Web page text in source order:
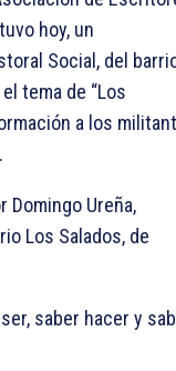
hoy, un
Social, del
tema de “Los
a los
Domingo Ureña,
Los Salados, de
saber hacer y